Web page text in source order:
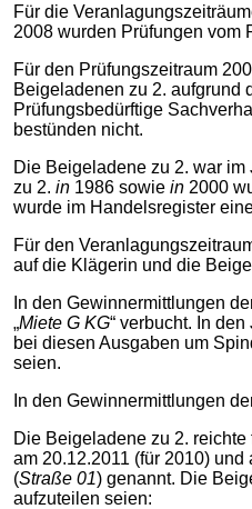
Für die
2008 wurden Prüfungen vom
Für den Prüfungszeitraum
Beigeladenen zu 2. aufgrund
Prüfungsbedürftige
bestünden nicht.
Die Beigeladene zu 2. war
zu 2. in 1986 sowie in 2000
wurde im Handelsregister
Für den
auf die Klägerin und die
In den Gewinnermittlungen
„Miete G KG“ verbucht. In
bei diesen Ausgaben um
seien.
In den Gewinnermittlungen
Die Beigeladene zu 2.
am 20.12.2011 (für 2010)
(Straße 01) genannt. Die
aufzuteilen seien: